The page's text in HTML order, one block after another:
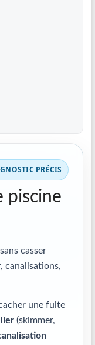
PRÉCIS
piscine
casser
canalisations,
une fuite
(skimmer,